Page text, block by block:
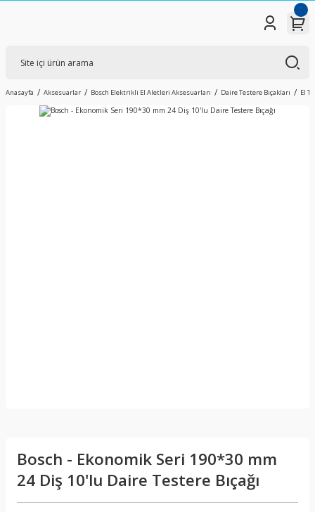
Anasayfa Aksesuarlar Bosch Elektrikli El Aletleri Aksesuarları Daire Testere Bıçakları El
Bosch - Ekonomik Seri 190*30 mm
24 Diş 10'lu Daire Testere Bıçağı